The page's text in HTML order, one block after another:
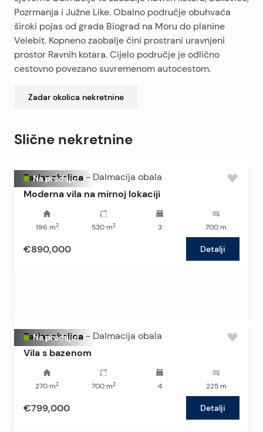
Pozrmanja i Južne Like. Obalno područje obuhvaća
široki pojas od grada Biograd na Moru do planine
Velebit. Kopneno zaobalje čini prostrani uravnjeni
prostor Ravnih kotara. Cijelo područje je odlično
cestovno povezano suvremenom autocestom.
Zadar okolica nekretnine
Slične nekretnine
Na prodaju
Zadar okolica - Dalmacija obala
Moderna vila na mirnoj lokaciji
196 m2 530m2 3 700 m
€890,000 Detalji
Na prodaju
Zadar okolica - Dalmacija obala
Vila s bazenom
270 m2 700m2 4 225m
€799,000 Detalji